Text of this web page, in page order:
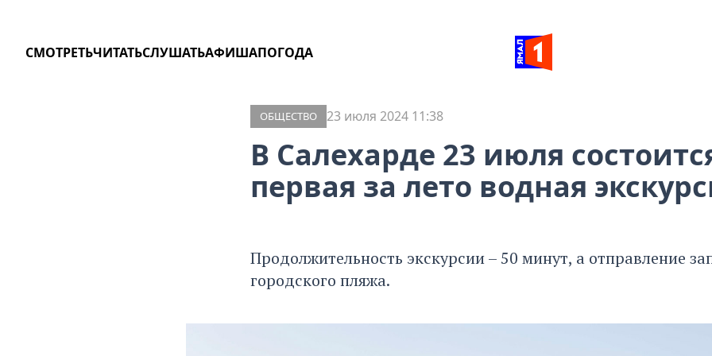
СМОТРЕТЬЧИТАТЬСЛУШАТЬАФИШАПОГОДА
ОБЩЕСТВО 23 июля 2024 11:38
В Салехарде 23 июля
первая за лето водная
Продолжительность экскурсии – 50 минут, а отправление
городского пляжа.